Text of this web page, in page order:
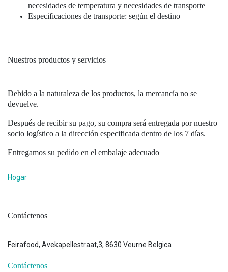
necesidades de temperatura y necesidades detransporte
Especificaciones de transporte: según el destino
Nuestros productos y servicios
Debido a la naturaleza de los productos, la mercancía no se
devuelve.
Después de recibir su pago, su compra será entregada por nuestro
socio logístico a la dirección especificada dentro de los 7 días.
Entregamos su pedido en el embalaje adecuado
Hogar
Contáctenos
Feirafood, Avekapellestraat,3, 8630 Veurne Belgica
Contáctenos